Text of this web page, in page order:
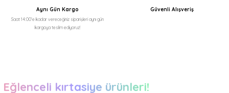
Aynı Gün Kargo
Saat 14:00'e kadar vereceğiniz siparişleri aynı gün
kargoya teslim ediyoruz!
Güvenli Alışveriş
Eğlenceli kırtasiye ürünleri!